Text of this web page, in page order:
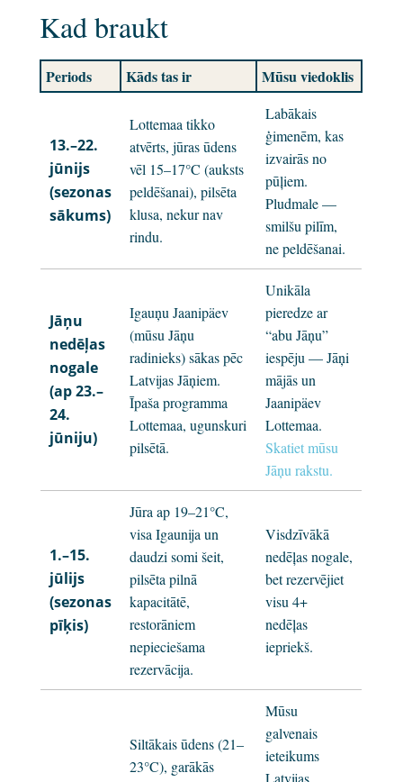
Kad braukt
Periods Kāds tas ir Mūsu viedoklis
13.–22.
jūnijs
(sezonas
sākums)
Lottemaa tikko
atvērts, jūras ūdens
vēl 15–17°C (auksts
peldēšanai), pilsēta
klusa, nekur nav
rindu.
Labākais
ģimenēm, kas
izvairās no
pūļiem.
Pludmale —
smilšu pilīm,
ne peldēšanai.
Jāņu
nedēļas
nogale
(ap 23.–
24.
jūniju)
Igauņu Jaanipäev
(mūsu Jāņu
radinieks) sākas pēc
Latvijas Jāņiem.
Īpaša programma
Lottemaa, ugunskuri
pilsētā.
Unikāla
pieredze ar
“abu Jāņu”
iespēju — Jāņi
mājās un
Jaanipäev
Lottemaa.
Skatiet mūsu
Jāņu rakstu.
1.–15.
jūlijs
(sezonas
pīķis)
Jūra ap 19–21°C,
visa Igaunija un
daudzi somi šeit,
pilsēta pilnā
kapacitātē,
restorāniem
nepieciešama
rezervācija.
Visdzīvākā
nedēļas nogale,
bet rezervējiet
visu 4+
nedēļas
iepriekš.
Siltākais ūdens (21–
23°C), garākās
Mūsu
galvenais
ieteikums
Latvijas